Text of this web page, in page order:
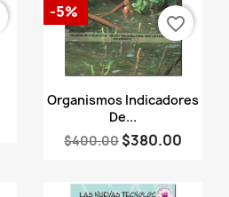
Vista rápida
Organismos Indicadores
De...
$400.00 $380.00
-5%
favorite_border